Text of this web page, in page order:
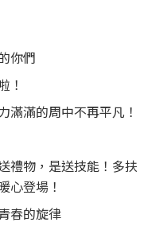
你們
！
滿滿的周中不再平凡！
禮物，是送技能！多扶
心登場！
春的旋律